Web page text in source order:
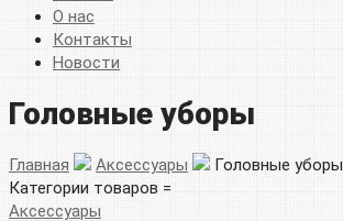
О нас
Контакты
Новости
Головные уборы
Главная Аксессуары
Головные уборы
Категории товаров =
Аксессуары